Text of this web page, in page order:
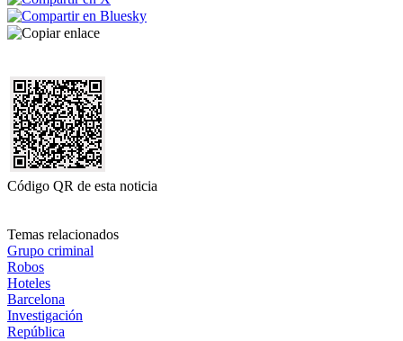
Código QR de esta noticia
Temas relacionados
Grupo criminal
Robos
Hoteles
Barcelona
Investigación
República